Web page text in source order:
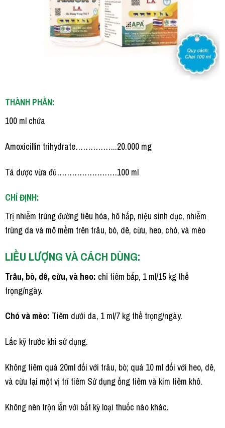
THÀNH PHẦN:
100 ml chứa
Amoxicillin trihydrate……………..20.000 mg
Tá dược vừa đủ……………………100 ml
CHỈ ĐỊNH:
Trị nhiễm trùng đường tiêu hóa, hô hấp, niệu sinh dục, nhiễm
trùng da và mô mềm trên trâu, bò, dê, cừu, heo, chó, và mèo
LIỀU LƯỢNG VÀ CÁCH DÙNG:
Trâu, bò, dê, cừu, và heo: chỉ tiêm bắp, 1 ml/15 kg thể
trọng/ngày.
Chó và mèo: Tiêm dưới da, 1 ml/7 kg thể trọng/ngày.
Lắc kỹ trước khi sử dụng.
Không tiêm quá 20ml đối với trâu, bò; quá 10 ml đối với heo, dê,
và cừu tại một vị trí tiêm Sử dụng ống tiêm và kim tiêm khô.
Không nên trộn lẫn với bất kỳ loại thuốc nào khác.